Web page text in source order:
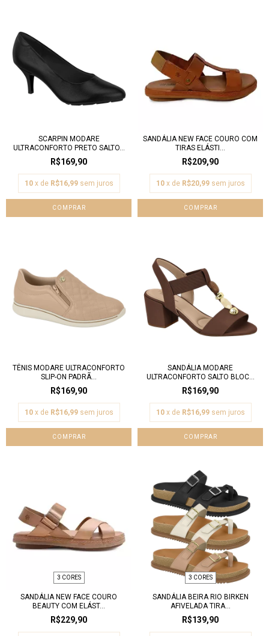
SCARPIN MODARE
ULTRACONFORTO PRETO SALTO...
R$169,90
10 x de R$16,99 sem juros
COMPRAR
SANDÁLIA NEW FACE COURO COM
TIRAS ELÁSTI...
R$209,90
10 x de R$20,99 sem juros
COMPRAR
TÊNIS MODARE ULTRACONFORTO
SLIP-ON PADRÃ...
R$169,90
10 x de R$16,99 sem juros
COMPRAR
SANDÁLIA MODARE
ULTRACONFORTO SALTO BLOC...
R$169,90
10 x de R$16,99 sem juros
COMPRAR
3 CORES
SANDÁLIA NEW FACE COURO
BEAUTY COM ELÁST...
R$229,90
3 CORES
SANDÁLIA BEIRA RIO BIRKEN
AFIVELADA TIRA...
R$139,90